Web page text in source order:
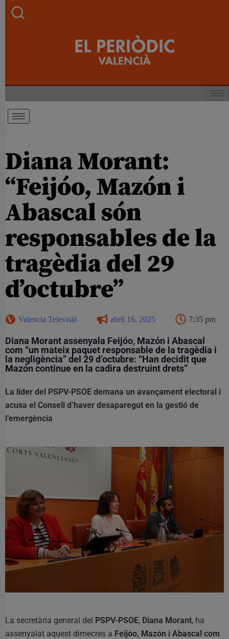
Diana Morant:
“Feijóo, Mazón i
Abascal són
responsables de la
tragèdia del 29
d’octubre”
Valencia Televisió abril 16, 2025 7:35 pm
Diana Morant assenyala Feijóo, Mazón i Abascal
com “un mateix paquet responsable de la tragèdia i
la negligència” del 29 d’octubre: “Han decidit que
Mazón continue en la cadira destruint drets”
La líder del PSPV-PSOE demana un avançament electoral i
acusa el Consell d’haver desaparegut en la gestió de
l’emergència
La secretària general del PSPV-PSOE, Diana Morant, ha
assenyalat aquest dimecres a Feijóo, Mazón i Abascal com